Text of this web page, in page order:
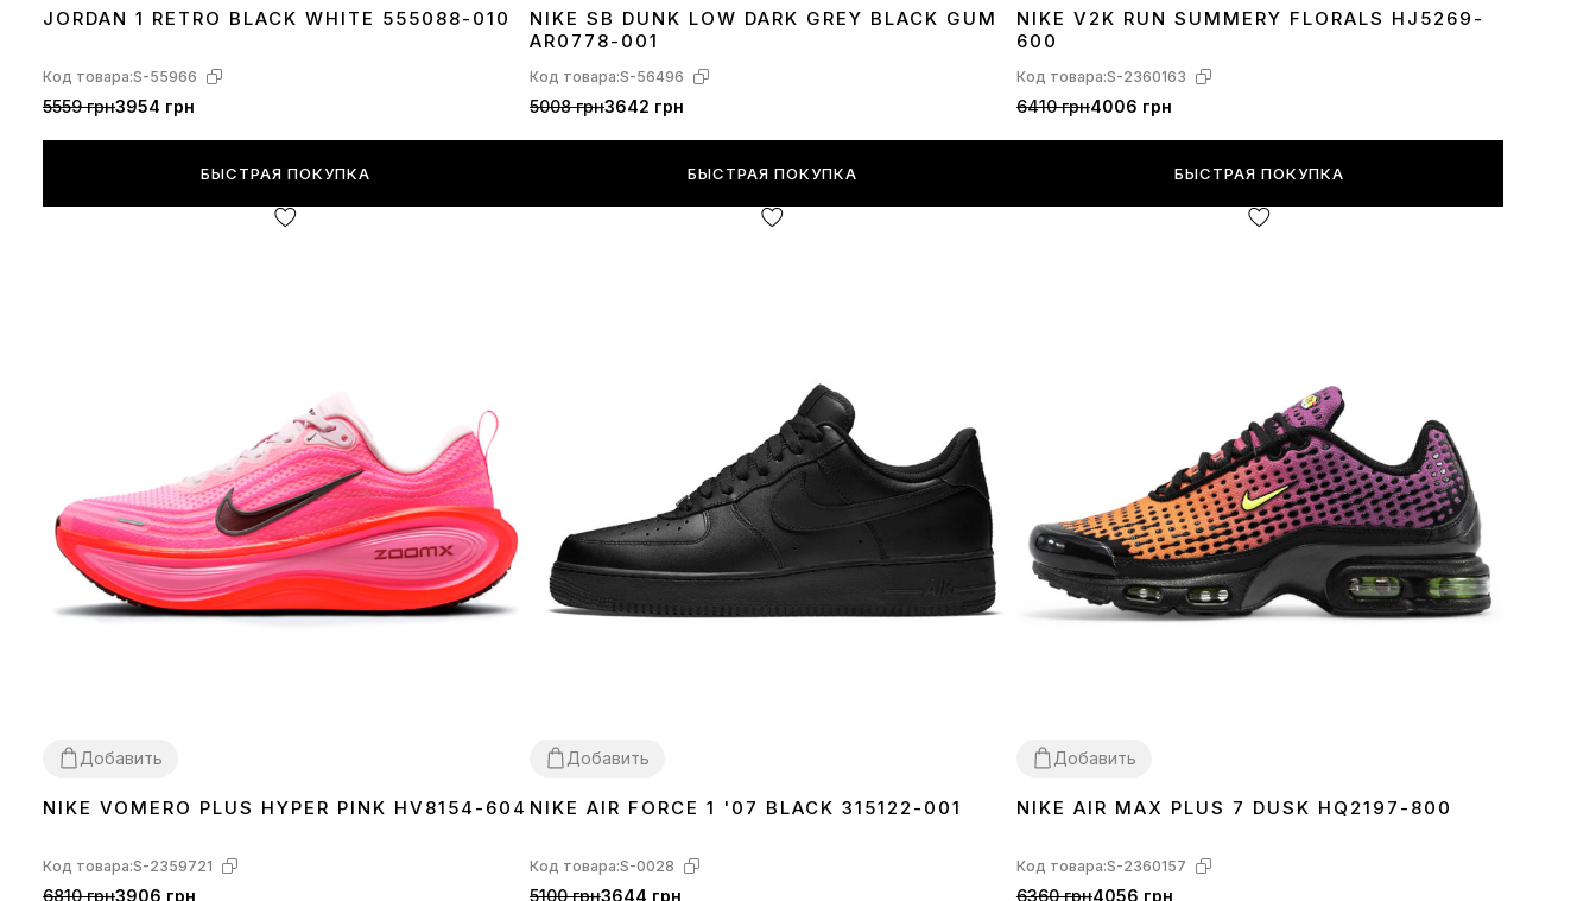
36384142 4344 45
JORDAN 1 RETRO BLACK WHITE 555088-010
Код товара:S-55966
5559 грн3954 грн
БЫСТРАЯ ПОКУПКА
3637 3839404142 4344
NIKE SB DUNK LOW DARK GREY BLACK GUM
AR0778-001
Код товара:S-56496
5008 грн3642 грн
БЫСТРАЯ ПОКУПКА
3637 38394041
NIKE V2K RUN SUMMERY FLORALS HJ5269-
600
Код товара:S-2360163
6410 грн4006 грн
БЫСТРАЯ ПОКУПКА
Добавить
3637 3839
NIKE VOMERO PLUS HYPER PINK HV8154-604
Код товара:S-2359721
6810 грн3906 грн
Добавить
3637 38 39 40414243 44 45 46
NIKE AIR FORCE 1 '07 BLACK 315122-001
Код товара:S-0028
5100 грн3644 грн
Добавить
4041 4243 4445
NIKE AIR MAX PLUS 7 DUSK HQ2197-800
Код товара:S-2360157
6360 грн4056 грн